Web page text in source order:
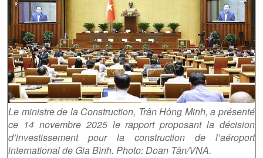
Le ministre de la Construction, Trân Hông Minh, a présenté
ce 14 novembre 2025 le rapport proposant la décision
d’investissement pour la construction de l’aéroport
international de Gia Bình. Photo: Doan Tân/VNA.